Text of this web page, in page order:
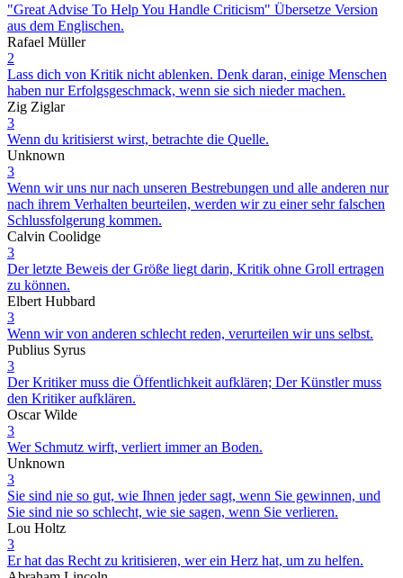
"Great Advise To Help You Handle Criticism" Übersetze Version
aus dem Englischen.
Rafael Müller
2
Lass dich von Kritik nicht ablenken. Denk daran, einige Menschen
haben nur Erfolgsgeschmack, wenn sie sich nieder machen.
Zig Ziglar
3
Wenn du kritisierst wirst, betrachte die Quelle.
Unknown
3
Wenn wir uns nur nach unseren Bestrebungen und alle anderen nur
nach ihrem Verhalten beurteilen, werden wir zu einer sehr falschen
Schlussfolgerung kommen.
Calvin Coolidge
3
Der letzte Beweis der Größe liegt darin, Kritik ohne Groll ertragen
zu können.
Elbert Hubbard
3
Wenn wir von anderen schlecht reden, verurteilen wir uns selbst.
Publius Syrus
3
Der Kritiker muss die Öffentlichkeit aufklären; Der Künstler muss
den Kritiker aufklären.
Oscar Wilde
3
Wer Schmutz wirft, verliert immer an Boden.
Unknown
3
Sie sind nie so gut, wie Ihnen jeder sagt, wenn Sie gewinnen, und
Sie sind nie so schlecht, wie sie sagen, wenn Sie verlieren.
Lou Holtz
3
Er hat das Recht zu kritisieren, wer ein Herz hat, um zu helfen.